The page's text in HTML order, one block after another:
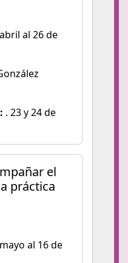
al 26 de
. 23 y 24 de
el
práctica
al 16 de